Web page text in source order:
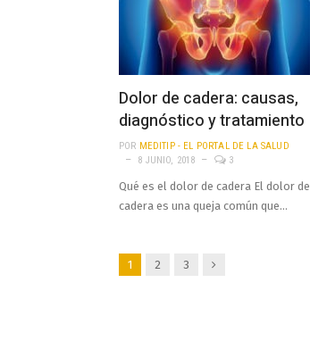
Dolor de cadera: causas,
diagnóstico y tratamiento
POR MEDITIP - EL PORTAL DE LA SALUD
8 JUNIO, 2018
3
Qué es el dolor de cadera El dolor de
cadera es una queja común que…
1 2 3 Siguiente